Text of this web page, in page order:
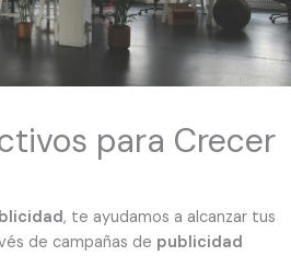
para Crecer
, te ayudamos a alcanzar tus
de campañas de publicidad